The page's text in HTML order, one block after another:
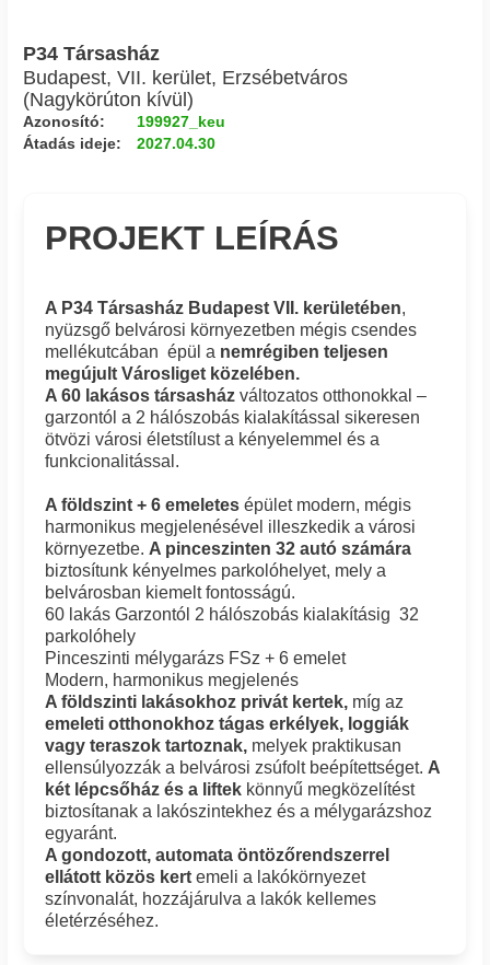
P34 Társasház
Budapest, VII. kerület, Erzsébetváros
(Nagykörúton kívül)
Azonosító:
199927_keu
Átadás ideje:
2027.04.30
PROJEKT LEÍRÁS
A P34 Társasház Budapest VII. kerületében,
nyüzsgő belvárosi környezetben mégis csendes
mellékutcában épül a nemrégiben teljesen
megújult Városliget közelében.
A 60 lakásos társasház változatos otthonokkal –
garzontól a 2 hálószobás kialakítással sikeresen
ötvözi városi életstílust a kényelemmel és a
funkcionalitással.
A földszint + 6 emeletes épület modern, mégis
harmonikus megjelenésével illeszkedik a városi
környezetbe.A pinceszinten 32 autó számára
biztosítunk kényelmes parkolóhelyet, mely a
belvárosban kiemelt fontosságú.
60 lakás Garzontól 2 hálószobás kialakításig 32
parkolóhely
Pinceszinti mélygarázs FSz + 6 emelet
Modern, harmonikus megjelenés
A földszinti lakásokhoz privát kertek, míg az
emeleti otthonokhoz tágas erkélyek, loggiák
vagy teraszok tartoznak, melyek praktikusan
ellensúlyozzák a belvárosi zsúfolt beépítettséget.A
két lépcsőház és a liftek könnyű megközelítést
biztosítanak a lakószintekhez és a mélygarázshoz
egyaránt.
A gondozott, automata öntözőrendszerrel
ellátott közös kert emeli a lakókörnyezet
színvonalát, hozzájárulva a lakók kellemes
életérzéséhez.